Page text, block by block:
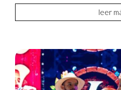
leer